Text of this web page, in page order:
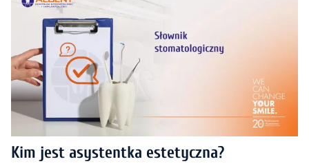
Kim jest asystentka estetyczna?